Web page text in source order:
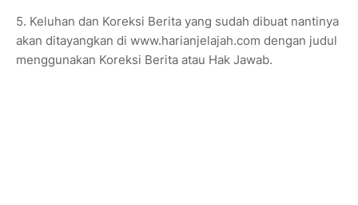
5. Keluhan dan Koreksi Berita yang sudah dibuat nantinya
akan ditayangkan di www.harianjelajah.com dengan judul
menggunakan Koreksi Berita atau Hak Jawab.